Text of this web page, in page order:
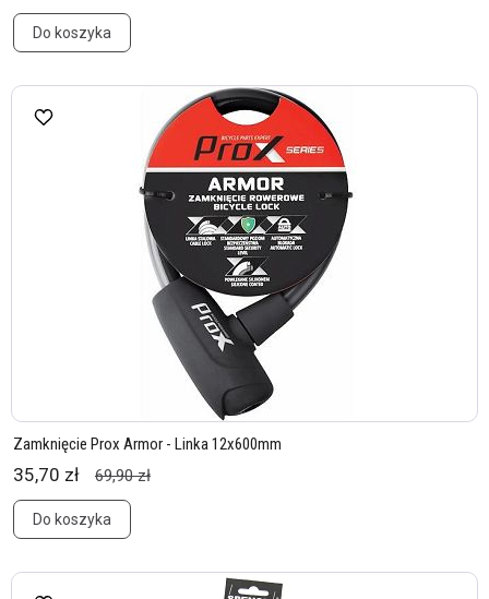
Do koszyka
Zamknięcie Prox Armor - Linka 12x600mm
35,70 zł 69,90 zł
Do koszyka